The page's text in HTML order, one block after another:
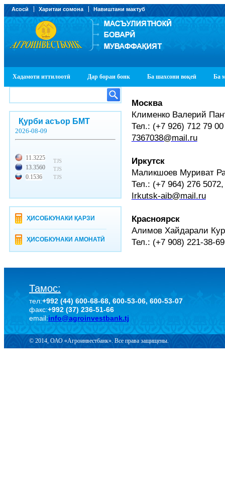
Асосӣ Харитаи сомона Навиштани мактуб
Хадамоти иттилоотӣ Дар бораи бонк Ба шахсони воқеӣ Ба
Қурби асъор БМТ
2026-08-09
11.3225
13.3560
0.1536
TJS
TJS
TJS
ҲИСОБКУНАКИ ҚАРЗИ
ҲИСОБКУНАКИ АМОНАТӢ
Москва
Клименко Валерий
Тел.: (+7 926) 712 79 00
7367038@mail.ru
Иркутск
Маликшоев Муриват
Тел.: (+7 964) 276
Irkutsk-aib@mail.ru
Красноярск
Алимов Хайдарали
Тел.: (+7 908) 221-38-
Тамос:
тел:+992 (44) 600-68-68, 600-53-06, 600-53-07
факс:+992 (37) 236-51-66
email:info@agroinvestbank.tj
© 2014, ОАО «Агроинвестбанк». Все права защищены.